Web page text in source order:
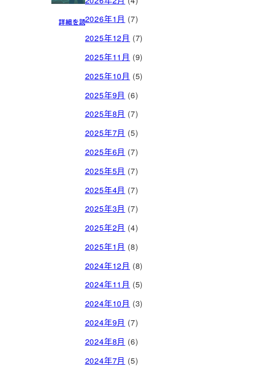
問い合わせる2026年1月 (7)
2025年12月 (7)
2025年11月 (9)
2025年10月 (5)
2025年9月 (6)
2025年8月 (7)
2025年7月 (5)
2025年6月 (7)
2025年5月 (7)
2025年4月 (7)
2025年3月 (7)
2025年2月 (4)
2025年1月 (8)
2024年12月 (8)
2024年11月 (5)
2024年10月 (3)
2024年9月 (7)
2024年8月 (6)
2024年7月 (5)